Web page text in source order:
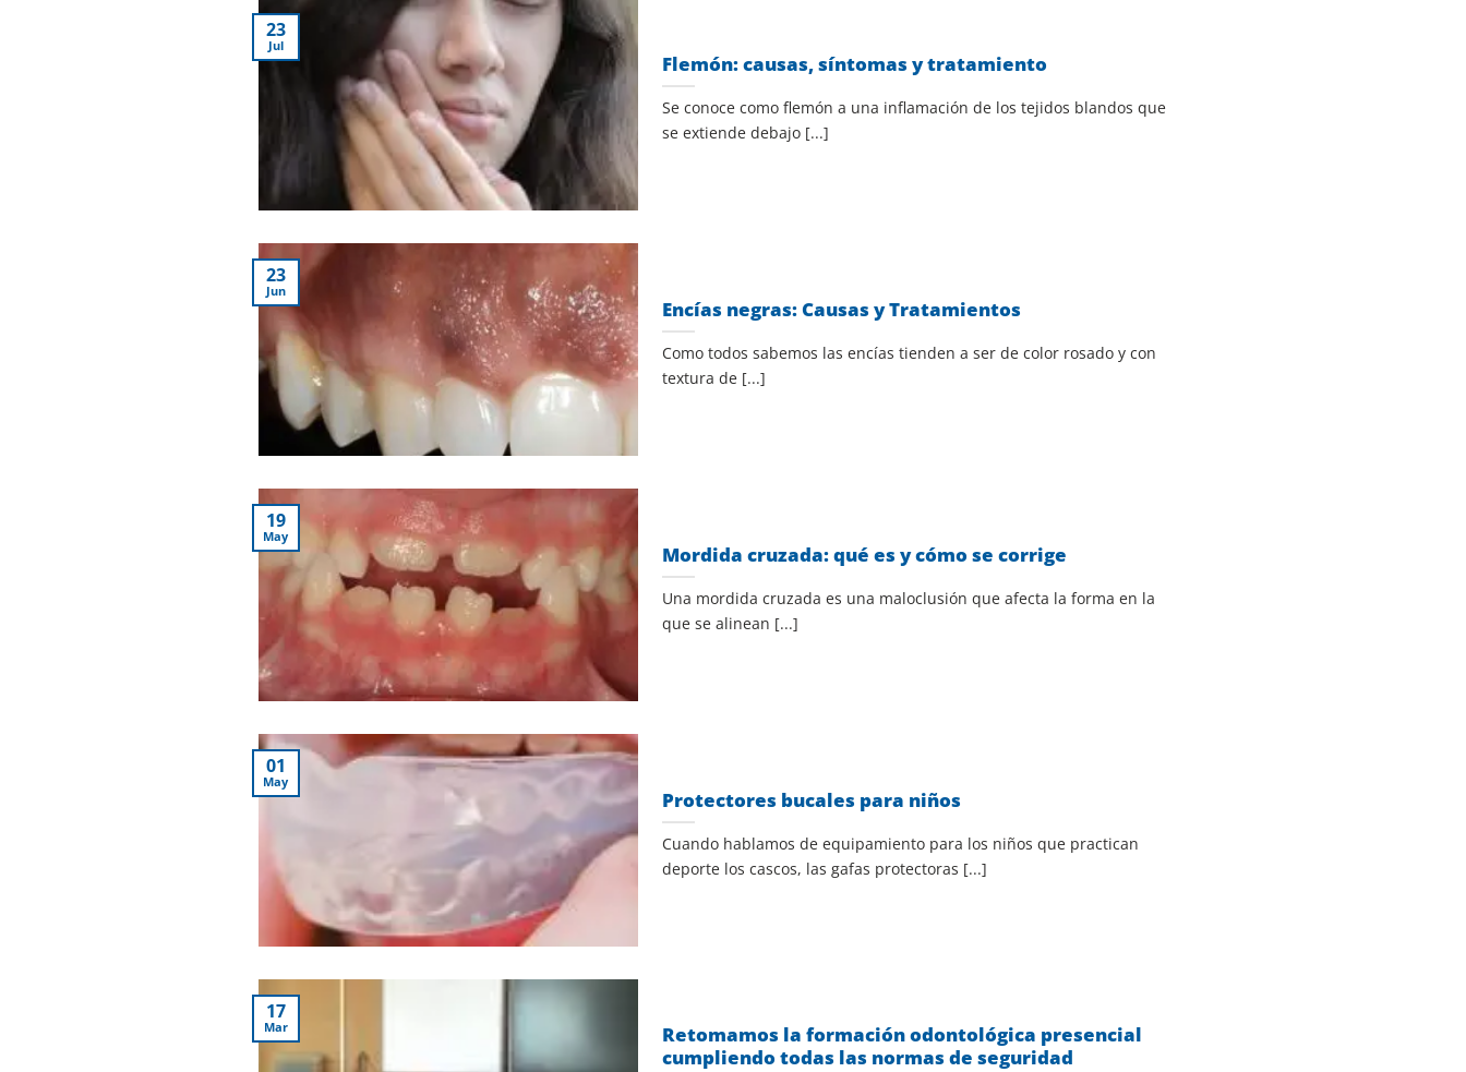
Flemón: causas, síntomas y tratamiento
Se conoce como flemón a una inflamación de los tejidos blandos que
se extiende debajo [...]
23
Jul
Encías negras: Causas y Tratamientos
Como todos sabemos las encías tienden a ser de color rosado y con
textura de [...]
23
Jun
Mordida cruzada: qué es y cómo se corrige
Una mordida cruzada es una maloclusión que afecta la forma en la
que se alinean [...]
19
May
Protectores bucales para niños
Cuando hablamos de equipamiento para los niños que practican
deporte los cascos, las gafas protectoras [...]
01
May
Retomamos la formación odontológica presencial
cumpliendo todas las normas de seguridad
17
Mar